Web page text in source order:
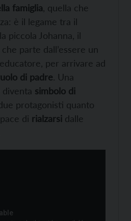
famiglia , quella che
è il legame tra il
piccola Johanna, il
parte dall’essere un
per arrivare ad
di padre. Una
diventa simbolo di
protagonisti quanto
di rialzarsi dalle